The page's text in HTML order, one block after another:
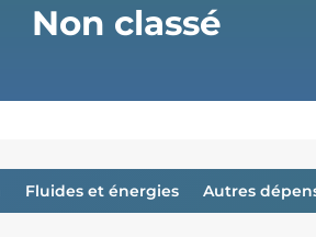
Non classé
Fluides et énergies Autres